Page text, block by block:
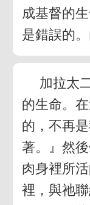
成基督的
是錯誤的。
加拉太
的生命。
的，不再
著。』然
肉身裡所
裡，與祂